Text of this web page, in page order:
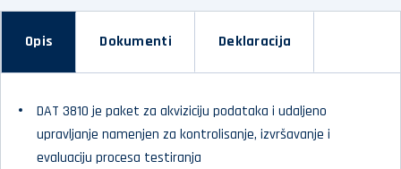
Opis Dokumenti Deklaracija
DAT 3810 je paket za akviziciju podataka i udaljeno
upravljanje namenjen za kontrolisanje, izvršavanje i
evaluaciju procesa testiranja